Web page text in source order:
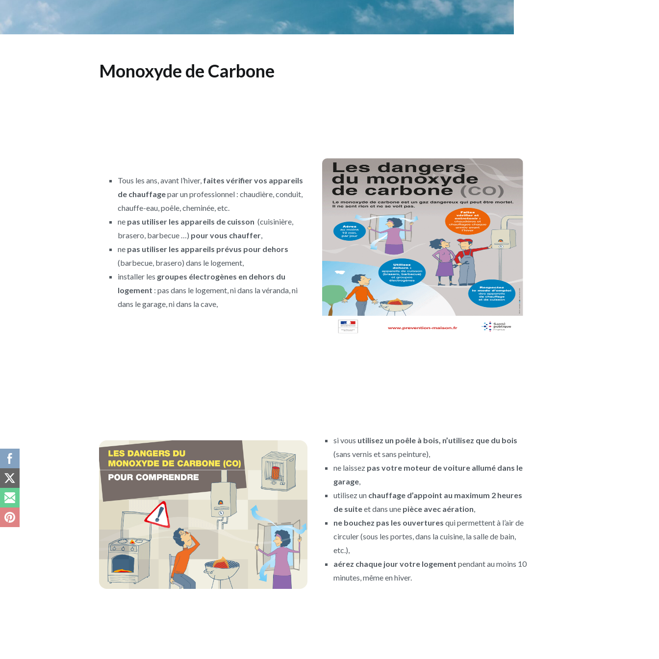
Monoxyde de Carbone
Tous les ans, avant l’hiver, faites vérifier vos appareils
de chauffagepar un professionnel : chaudière, conduit,
chauffe-eau, poêle, cheminée, etc.
ne pas utiliser les appareils de cuisson (cuisinière,
brasero, barbecue …) pour vous chauffer,
ne pas utiliser les appareils prévus pour dehors
(barbecue, brasero) dans le logement,
installer les groupes électrogènes en dehors du
logement : pas dans le logement, ni dans la véranda, ni
dans le garage, ni dans la cave,
si vous utilisez un poêle à bois, n’utilisez que du bois
(sans vernis et sans peinture),
ne laissez pas votre moteur de voiture allumé dans le
garage,
utilisez un chauffage d’appoint au maximum 2 heures
de suiteet dans une pièce avec aération,
ne bouchez pas les ouvertures qui permettent à l’air de
circuler (sous les portes, dans la cuisine, la salle de bain,
etc.),
aérez chaque jour votre logement pendant au moins 10
minutes, même en hiver.